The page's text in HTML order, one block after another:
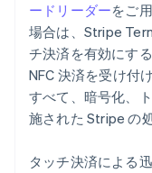
ードリーダーをご
場合は、Stripe
チ決済を有効にす
NFC 決済を受け付
すべて、暗号化、
施された Stripe の
タッチ決済による